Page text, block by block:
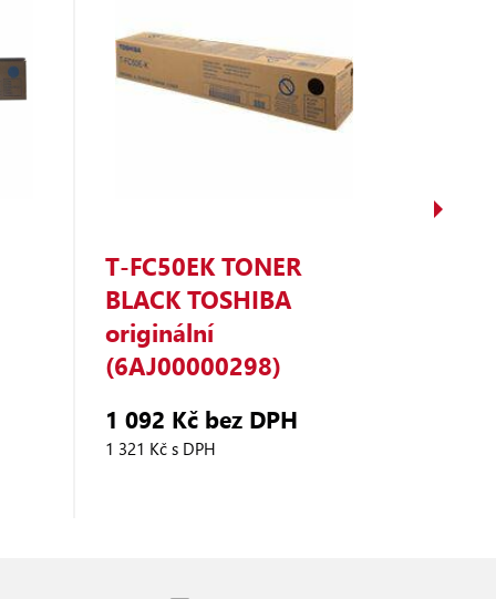
T‑FC50EK TONER
BLACK TOSHIBA
originální
(6AJ00000298)
1 092 Kč bez DPH
1 321 Kč s DPH